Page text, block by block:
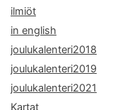
ilmiöt
in english
joulukalenteri2018
joulukalenteri2019
joulukalenteri2021
Kartat